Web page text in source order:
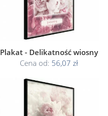
Plakat - Delikatność wiosny
Cena od: 56,07 zł